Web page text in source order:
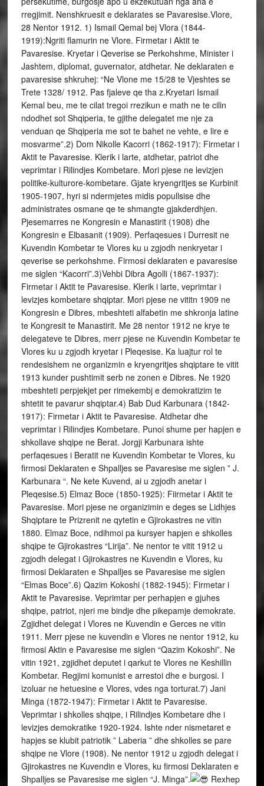
rregjimit. Nenshkruesit e deklarates se Pavaresise.Vlore,
28 Nentor 1912. 1) Ismail Qemal bej Vlora (1844-
1919):Ngriti flamurin ne Vlore. Firmetar i Aktit te
Pavaresise. Kryetar i Qeverise se Perkohshme, Minister i
Jashtem, diplomat, guvernator, atdhetar. Ne deklaraten e
pavaresise shkruhej: “Ne Vlone me 15/28 te Vjeshtes se
Trete 1328/ 1912. Pas fjaleve qe tha z.Kryetari Ismail
Kemal beu, me te cilat tregoi rrezikun e math ne te cilin
ndodhet sot Shqiperia, te gjithe delegatet me nje za
venduan qe Shqiperia me sot te bahet ne vehte, e lire e
mosvarme”.2) Dom Nikolle Kacorri (1862-1917): Firmetar i
Aktit te Pavaresise. Klerik i larte, atdhetar, patriot dhe
veprimtar i Rilindjes Kombetare. Mori pjese ne levizjen
politike-kulturore-kombetare. Gjate kryengritjes se Kurbinit
1905-1907, hyri si ndermjetes midis popullsise dhe
administrates osmane qe te shmangte gjakderdhjen.
Pjesemarres ne Kongresin e Manastirit (1908) dhe
Kongresin e Elbasanit (1909). Perfaqesues i Durresit ne
Kuvendin Kombetar te Vlores ku u zgjodh nenkryetar i
qeverise se perkohshme. Firmosi deklaraten e pavaresise
me siglen “Kacorri”.3)Vehbi Dibra Agolli (1867-1937):
Firmetar i Aktit te Pavaresise. Klerik i larte, veprimtar i
levizjes kombetare shqiptar. Mori pjese ne vititn 1909 ne
Kongresin e Dibres, mbeshteti alfabetin me shkronja latine
te Kongresit te Manastirit. Me 28 nentor 1912 ne krye te
delegateve te Dibres, merr pjese ne Kuvendin Kombetar te
Vlores ku u zgjodh kryetar i Pleqesise. Ka luajtur rol te
rendesishem ne organizmin e kryengritjes shqiptare te vitit
1913 kunder pushtimit serb ne zonen e Dibres. Ne 1920
mbeshteti perpjekjet per rimekembj e demokratizim te
shtetit te pavarur shqiptar.4) Bab Dud Karbunara (1842-
1917): Firmetar i Aktit te Pavaresise. Atdhetar dhe
veprimtar i Rilindjes Kombetare. Punoi shume per hapjen e
shkollave shqipe ne Berat. Jorgji Karbunara ishte
perfaqesues i Beratit ne Kuvendin Kombetar te Vlores, ku
firmosi Deklaraten e Shpalljes se Pavaresise me siglen ” J.
Karbunara “. Ne kete Kuvend, ai u zgjodh anetar i
Pleqesise.5) Elmaz Boce (1850-1925): Fiirmetar i Aktit te
Pavaresise. Mori pjese ne organizimin e deges se Lidhjes
Shqiptare te Prizrenit ne qytetin e Gjirokastres ne vitin
1880. Elmaz Boce, ndihmoi pa kursyer hapjen e shkolles
shqipe te Gjirokastres “Lirija”. Ne nentor te vitit 1912 u
zgjodh delegat i Gjirokastres ne Kuvendin e Vlores, ku
firmosi Deklaraten e Shpalljes se Pavaresise me siglen
“Elmas Boce”.6) Qazim Kokoshi (1882-1945): Firmetar i
Aktit te Pavaresise. Veprimtar per perhapjen e gjuhes
shqipe, patriot, njeri me bindje dhe pikepamje demokrate.
Zgjidhet delegat i Vlores ne Kuvendin e Gerces ne vitin
1911. Merr pjese ne kuvendin e Vlores ne nentor 1912, ku
firmosi Aktin e Pavaresise me siglen “Qazim Kokoshi”. Ne
vitin 1921, zgjidhet deputet i qarkut te Vlores ne Keshillin
Kombetar. Regjimi komunist e arrestoi dhe e burgosi. I
izoluar ne hetuesine e Vlores, vdes nga torturat.7) Jani
Minga (1872-1947): Firmetar i Aktit te Pavaresise.
Veprimtar i shkolles shqipe, i Rilindjes Kombetare dhe i
levizjes demokratike 1920-1924. Ishte nder nismetaret e
hapjes se klubit patriotik ” Laberia ” dhe shkolles se pare
shqipe ne Vlore (1908). Ne nentor 1912 u zgjodh delegat i
Gjirokastres ne Kuvendin e Vlores, ku firmosi Deklaraten e
Shpalljes se Pavaresise me siglen “J. Minga”.
Rexhep Mitrovica (1888-1960): Firmetar i Aktit te Pavaresise. Veprimtar i levizjes kombetare, intelektual, deputet, minister, kryeminister. Mori pjese si delegat i Pejes ne Kuvendin Kombetar te Vlores dhe ishte njeri nga nenshkruesit e deklarates se Pavaresise. Nje nga themeluesit e Partise Kombetare (1914), anetar i Komitetit “Mbrojtja Kombetare e Kosoves”. Zgjidhet senator i Kosoves ne Keshillin Kombetar te Lushnjes.9) Dhimiter Tutulani (1875-1937): Firmetar i Aktit te Pavaresise. Veprimtar i levizjes kombetare. Ne nentor 1912, zgjidhet delegat i Beratit ne Kuvendin historik te Vlores, ku nenshkroi Deklaraten e Pavaresise, me siglen “Dh. Tout.”. Ne vitin 1918 ishte delegat ne Kongresin e Durresit dhe ne vitin 1920 ne Kongresin e Lushnjes. Ne vitin 1925 kreu detyren e kryetarit te Bashkise se Beratit.10) Abas Dilaver (Celkupa) (1850 – 1926): Firmetar i Aktit te Pavaresise. Veprimtar i levizjes kombetare. Gjate viteve 1905-1907 u lidh dhe bashkepunoi me atdhetaret e njohur te asaj kohe si Dom Nikoll Kacorri etj. Priti ne Durres Ismail Qemalin e me pas, bashke me delegatet qe e shoqeronin ate, mori pjese ne mbledhjen e pare Kuvendit te Vlores. Delegat i Durresit, Deklaraten e Pavaresise, e firmosi me siglen “Abas Dilaver”.11) Shefqet Dajiu (1882-1946): Firmetar i Aktit te Pavaresise. Veprimtar i perhapjes se gjuhes shqipe dhe i levizjes kombetare. Ne nentor te vitit 1912, zgjidhet si perfaqesues i Elbasanit ne Kuvendin historik te Vlores per shpalljen e Pavaresise Kombetare. Firmosi Deklaraten e Pavaresise me siglen “Shefqet Daji”. Ne vitet 1920-1923 eshte deputet i Elbasanit ne parlamentin shqiptar. Shefqet Dajiu arrestohet dhe burgoset ne vitin 1945. Vdes ne burg ne 1946.12) Xhelal Koprencka (1876-1919): Firmetar i Aktit te Pavaresise. Nismetar per hapjen e shkollave shqipe ne vitin 1908 ne Skrapar, veprimtar i levizjes kombetare per pavaresi. Zgjidhet delegat i Skraparit ne Kuvendin e Vlores dhe ishte nje nga 40 firmetaret e Aktit te shpalljes se Pavaresise kombetare ne vitin 1912, dhe firmosi Deklaraten e Pavaresise me siglen “Xhelal Ko.”. Zgjidhet anetar i Pleqesise.13) Hajredin Cakrani (1860-1940): Firmetar i Aktit te Pavaresise. Ne vitet 1908-1909, punoi ngushte me klubet atdhetare ” Laberia ” te Vlores dhe te Filatit. U zgjodh delegat i Mallakastres ne Kuvendin historik te Vlores ne nentor te vitit 1912, ku firmosi Deklaraten e Pavaresise me siglen “Hajredin Cakrani”. Pjesemarres ne luften e Vlores kunder pushtuesve italiane.14) Iljaz Vrioni (1882-1932): Firmetar i Aktit te Pavaresise. Nen-kryetarit i Lidhjes se Prizrenit, deputet, minister, kryeminister. Ne nentor te vitit 1912 zgjidhet delegat i Beratit ne Kuvendin historik te Vlores, ku nenshkroi Deklaraten e Pavaresise, me siglen “Iljas Vrijon”. Ne 1920, zgjidhet delegat i Beratit ne Kongresin e Lushnjes. Kater here Kryeminister i Shqiperise dhe disa here si Minister i Jashtem dhe si Minister i Plotfuqishem i Shtetit Shqiptar ne Paris.15) Murad Toptani (1867-1918): Firmetar i Aktit te Pavaresise. Poet, publicist. Mori pjese ne Kuvendin historik te Vlores ne nentor 1912 si delegat i Tiranes dhe firmosi Deklaraten e Pavaresise me siglen “Murad Toptani”. Pas renies se qeverise se Vlores, Esat Pashe Toptani (kusheri i tij), i dogji shtepine dhe nje pjese te pasurise se tij brenda saj – libra, korrespondence, antikuare.16) Luigj Gurakuqi (1879-1925):Firmetar i Aktit te Pavaresise. Veprimtar i levizjes kombetare, minister, deputet, gjuhetar, poet, publicist. Pjesemarres ne Kongresin e Manastirit (1908), ku u zgjodh anetar komisioni per njehsimin e alfabetit. Pjesemarres ne kryengritjen e malesoreve te Mbi Shkodres dhe bashkehartues me I. Qemalin i Memorandumit te Greces. Ne 1912, ishte nder organizatoret e kryengritjes se pergjitheshme. Ne Kuvendin e Vlores te pavaresise, si perfaqesues i Shkodres, firmosi Deklaraten e Pavaresise nen siglen “Luz Gurakuqi”. Minister i Arsimit ne Qeverine e Perkohshme te Vlores. Anetar i delegacionit ne Konferencen e Paqes ne Paris. Deputet i Shkodres ne Keshillin Kombetar dhe perseri perfaqesues i Shkodres ne Kuvendin Kushtetues ne vitin 1924. Minister i Financave ne qeverine e Nolit. U vra ne Bari e 1925.17) Spiridon Ilo (1876-1950):Firmetar i Aktit te Pavaresise. Patriot, atdhetar. Shoqeron Ismail Qemalin ne udhetimin Trieste-Durres-Vlore. Merr pjese ne Kuvendin historik te Vlores ne nentor 1912, ku firmosi firmosi Deklaraten e Shpalljes se Pavaresise me siglen “Spiro T. Ilo”. Ne vitin 1914, perfshihet ne ceten e Themistokli Germenjit ne luftimet kunder shovinisteve greke.18) Thanas Floqi (1884-1945):Firmetar i Aktit te Pavaresise. Jurist, veprimtar i levizjes kombetare, publicist, gjuhetar, botues, kompozitor, perkthyes. Mori pjese ne Kuvendin historik te Vlores ne nentor 1912, ku firmosi Deklaraten e Shpalljes se Pavaresise me siglen ” Thanas V. Floqi “. Me pas punoi si jurist ne administraten shteterore ne Vlore.19) Lef Nosi (1873-1946):Firmetar i Aktit te Pavaresise. Veprimtar i levizjes kombetare, albanolog, studiues, deputet, minister. Ne nentor 1912 ishte delegat i Elbasanit ne Kuvendin e Vlores, ku firmosi Deklaraten e Shpalljes se Pavaresise me siglen ” Lef Nosi “. Ne qeverine e Ismail Qemalit, Lef Nosi caktohet minister. Anetar i delegacionit shqiptar prane Konferences se Paqes ne Paris. Ne 1945 u burgos dhe denua me vdekje. U pushkatua ne vitin 1946.20) Nuri Sojliu (1870-1940):Firmetar i Aktit te Pavaresise. Mbeshteti Kongresin e Elbasanit dhe ate Manastirit, ku mbeshteti alfabetin latin te gjuhes shqipe. Ne nentor te vitit 1912, u zgjodh delegat i Struges ne ne Kuvendin e Vlores, ku firmosi Deklaraten e Shpalljes se Pavaresise me siglen ” Nuri “. Ai mbeshteti levizjet politike me fryme demokratike te viteve `20.21) Ferit Vokopola (1887-1967):Firmetar i Aktit te Pavaresise. Teolog, ekonomist, poet, publicist, minister, deputet. Ne nentor te vitit 1912, u zgjodh delegat i Lushnjess ne ne Kuvendin e Vlores, ku firmosi Deklaraten e Shpalljes se Pavaresise me siglen ” M. Ferit Vokopola “. Ai ishte perfaqesues i Beratit, ne Parlamentin shqiptar nga viti 1923-1939. Minister i Bujqesise ne kabinetin e Iljaz Vrionit (1927-1928).22) Ymer Deliallisi (1873-1944):Firmetar i Aktit te Pavaresise. Ne nentor te vitit 1912, u zgjodh delegat i Shijakut ne Kuvendin e Vlores, ku firmosi Deklaraten e Shpalljes se Pavaresise me siglen ” Ymer “. Ne vitin 1920, perfaqeson Shijakun ne Kongresin e Lushnjes, ku edhe zgjidhet senator.23) Xhemal Deliallisi (1880-1941):Firmetar i Aktit te Pavaresise. Ne nentor 1912, u zgjodh delegat i Shijakut ne Kuvendin e Vlores, ku firmosi Deklaraten e Pavaresise me siglen “Xhemmalyyddin bej”. Ngarkohet me detyra ne Qeverine e Perkohshme te Vlores dhe ne administraten e Princ Vidit.24) Mustafa Merlika Kruja (1887-1958):Firmetar i Aktit te Pavaresise. Deputet, minister, Kryeminister, albanolog. Si delegat i Krujes ne Kuvendin Kombetar te Vlores me 28 nentor 1912, firmosi Aktin e Pavaresise kombetare, me siglen “Mustafa Asim Kruja” ku u zgjodh dhe anetar i Pleqesise. U caktua nenprefekt ne Vlore dhe me pas sekretar i pare i Qeverise se I. Qemalit. Me 1919 ishte sekretar i delegacionit shqiptar ne Konferencen e Paqes ne Paris. Ishte deputet i Kosoves ne zgjedhjet e para parlamentare te ne 1921. Pas ardhjes se komunizmit u detyrua te arratisej. Mustafa Kruja vdiq ne SHBA me 27 dhjetor 1958, ne moshen 71-vjecare.25) Abdi Toptani (1864-1942):Firmetar i Aktit te Pavaresise, minister. Ne vitin 1902 organizoi kryengritjen e armatosur te malesoreve te Shengjergjit e te Shupalit kunder administrates osmane. Ne Kuvendin e Vlores ai firmosi Aktin e Pavaresise me siglen “Abdi”. U zgjodh minister i Financave ne Qeverine e pare shqiptare.26) Veli Harci (1850-1914):Firmetar i Aktit te Pavaresise, intelektual. Veli Harci ishte nje intelektual i formuar. Veprimtar i klubit patriotik te qytetit, ai perfaqesoi Gjirokastren ne Kuvendin e Vlores dhe firmosi Aktin e Pavaresise me siglen “Veli Harci”.27) Nebi Sefa (1861-1942):Firmetar i Aktit te Pavaresise, atdhetar. Mori pjese ne kryengritjen e pergjithshme te viteve 1911 dhe 1912. Ne nentor te atij viti u zgjodh delegat i Lushnjes per ne Kuvendin e Vlores. Ku nenshkroi Aktin e Pavaresise me siglen “Nebi Sefa Lushja”. Ne vitet `20 perkrahu kursin politik te ndjekur prej forcave fanoliane.28) Mit’hat Frasheri (1880-1949):Firmetar i Aktit te Pavaresise, intelektual, deputet, patriot, minister. Mori pjese ne Kongresin e Manastirit, me 1908 ku u zgjodh kryetar i Kongresit dhe nenkryetar i Komisionit te hartimit te alfabetit. Ne Kuvendin e Vlores, Frasheri ishte delegat i Elbasanit dhe firmosi Aktin e Pavaresise me siglen “Mid’hat Frasheri”. Ne qeverine e Ismail Qemalit zgjidhet minister i Puneve te Pergjithshme. Ne janar 1923 fillon detyren e ministrit Fuqiplote te Republikes se Shqiperise ne Athine, deri ne dhjetor 1925. Me 1941 eshte nje nga themeluesit e Organizates Nacionaliste – Balli Kombetar. U detyrua ne nentor 1944 te largohet nga Shqiperia dhe te vendoset ne Itali. Nuk u pajtua kurre me komunizmin. Komunistet e detyruan te birin e Abdyl Frasherit, te ikte nga Shqiperia. Vdiq ne New York, SHBA, me 3 tetor 1949.29) Zihni Abas Kanina Hamzaraj (1885-1957):Firmetar i Aktit te Pavaresise, atdhetar, minister. Mori pjese ne kryengritjen e pergjithshme ne 1911. Ne Kuvendin e Vlores, si delegat i Vlores, firmosi ne Aktin e Pavaresise me siglen “Zihni Abbas Kanina”. U zgjodh drejtor i pergjithshem ne ministrine e Puneve te Jashtme. Me fillimin e Luftes se Dyte Boterore, Kanina u be pjese e Ballit Kombetar, perkrah Mit’hat Frasherit. Ne vitin 1951 u arrestua dhe u burgose, derisa vdiq, me 1957.30) Qemal Karaosmani Elbasani (1875-1949):Firmetar i Aktit te Pavaresise, patriot, deputet. Ne nentor 1912 u zgjodh delegat i Elbasanit ne kuvendin e Vlores dhe shoqeroi Ismail Qemalin nga Durresi ne Vlore. Firmosi Aktin e Pavaresise me siglen “Qemal Elbasani”. Mbeshteti qeverine e dale nga Kongresi i Lushnjes dhe per disa vite ishte asamblist. Ai u persekutua nga regjimi komunist.31) Sali G